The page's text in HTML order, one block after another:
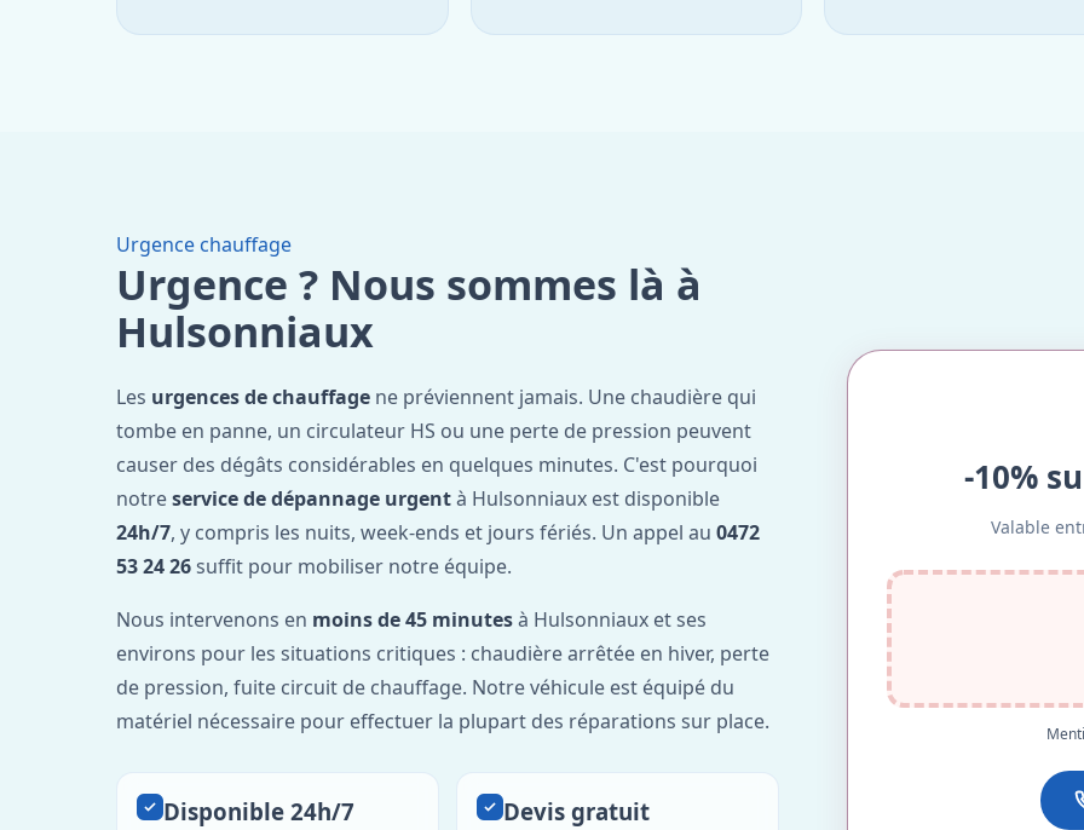
Urgence chauffage
Urgence ? Nous sommes là à
Hulsonniaux
Les urgences de chauffage ne préviennent jamais. Une chaudière qui
tombe en panne, un circulateur HS ou une perte de pression peuvent
causer des dégâts considérables en quelques minutes. C'est pourquoi
notreservice de dépannage urgentà Hulsonniaux est disponible
24h/7, y compris les nuits, week-ends et jours fériés. Un appel au 0472
53 24 26suffit pour mobiliser notre équipe.
Nous intervenons en moins de 45 minutesà Hulsonniaux et ses
environs pour les situations critiques : chaudière arrêtée en hiver, perte
de pression, fuite circuit de chauffage. Notre véhicule est équipé du
matériel nécessaire pour effectuer la plupart des réparations sur place.
Disponible 24h/7 Devis gratuit
-10%
Valable